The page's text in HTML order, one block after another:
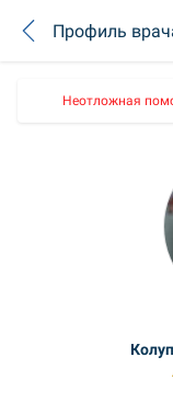
Профиль
Неотложная